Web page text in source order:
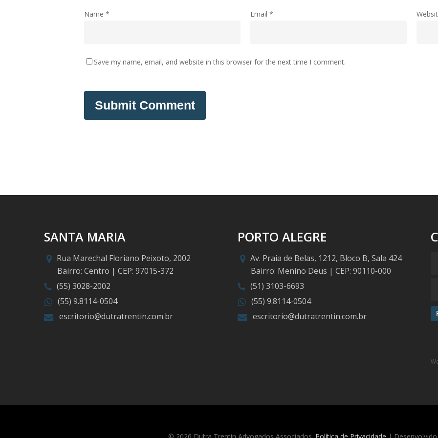
Name * Email *
Save my name, email, and website in this browser for the next time I comment.
SANTA MARIA
Rua Marechal Floriano Peixoto, 2002
Bairro: Centro | CEP: 97015-372
(55) 3028-2002
(55) 9.8114-0504
escritorio@dutratrentin.com.br
PORTO ALEGRE
Av. Praia de Belas, 1212, Bloco B, Sala 424
Bairro: Menino Deus | CEP: 90110-000
(51) 3103-6693
(55) 9.8114-0504
escritorio@dutratrentin.com.br